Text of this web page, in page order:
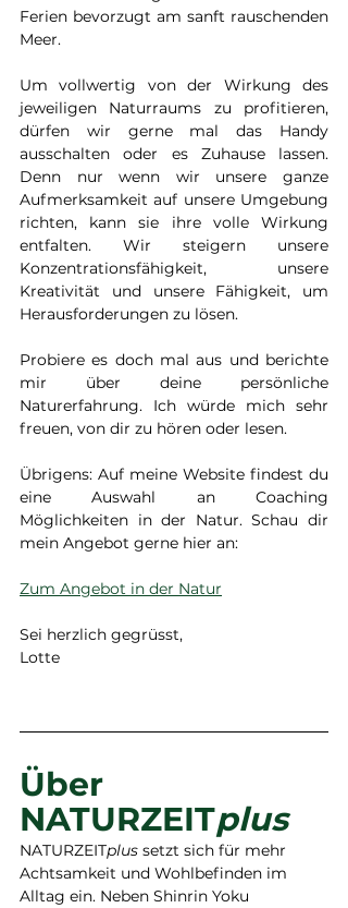
Ferien bevorzugt am sanft rauschenden
Meer.
Um vollwertig von der Wirkung des
jeweiligen Naturraums zu profitieren,
dürfen wir gerne mal das Handy
ausschalten oder es Zuhause lassen.
Denn nur wenn wir unsere ganze
Aufmerksamkeit auf unsere Umgebung
richten, kann sie ihre volle Wirkung
entfalten. Wir steigern unsere
Konzentrationsfähigkeit, unsere
Kreativität und unsere Fähigkeit, um
Herausforderungen zu lösen.
Probiere es doch mal aus und berichte
mir über deine persönliche
Naturerfahrung. Ich würde mich sehr
freuen, von dir zu hören oder lesen.
Übrigens: Auf meine Website findest du
eine Auswahl an Coaching
Möglichkeiten in der Natur. Schau dir
mein Angebot gerne hier an:
Zum Angebot in der Natur
Sei herzlich gegrüsst,
Lotte
Über
NATURZEITplus
NATURZEITplus setzt sich für mehr
Achtsamkeit und Wohlbefinden im
Alltag ein. Neben Shinrin Yoku